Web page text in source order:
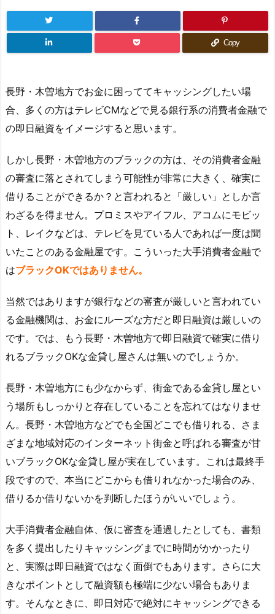
Copy
長野・木曽地方でお金に困っててキャッシングしたい場
合、多くの方はテレビCMなどで見る銀行系の消費者金融で
の即日融資をイメージすると思います。
しかし長野・木曽地方のブラックの方は、その消費者金融
の審査に落とされてしまう可能性が非常に大きく、確実に
借りることができるか？と言われると「厳しい」としか言
わざるを得ません。プロミスやアイフル、アコムにモビッ
ト、レイクなどは、テレビを見ている人であれば一度は聞
いたことのある金融屋です。こういった大手消費者金融で
はブラックOKではありません。
当然ではありますが銀行などの審査が厳しいと言われてい
る金融機関は、お金にルーズな方だと即日融資は厳しいの
です。では、もう長野・木曽地方で即日融資で確実に借り
れるブラックOKな金貸し屋さんは無いのでしょうか。
長野・木曽地方にも少なからず、街金である金貸し屋とい
う場所もしっかりと存在していることを忘れてはなりませ
ん。長野・木曽地方などでも全国どこでも借りれる、さま
ざまな地域対応のインターネット街金と呼ばれる審査が甘
いブラックOKな金貸し屋が実在しています。これは最終手
段ですので、本当にどこからも借りれなかった場合のみ、
借りるか借りないかを判断したほうがいいでしょう。
大手消費者金融自体、仮に審査を通過したとしても、書類
を多く提出したりキャッシングまでに時間がかかったり
と、実際は即日融資ではなく面倒でもあります。さらに大
きなポイントとして融資額も極端に少ない場合もありま
す。そんなときに、即日対応で絶対にキャッシングできる